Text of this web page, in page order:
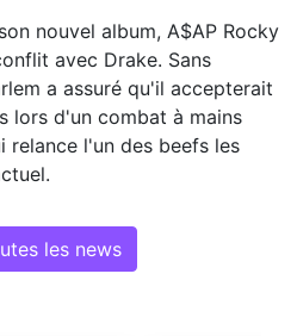
nouvel album, A$AP Rocky
avec Drake. Sans
a assuré qu'il accepterait
lors d'un combat à mains
relance l'un des beefs les
les news